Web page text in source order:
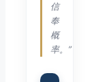
信
奉
概
率。”